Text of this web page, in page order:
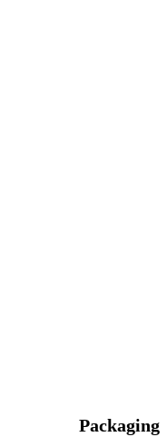
Packaging